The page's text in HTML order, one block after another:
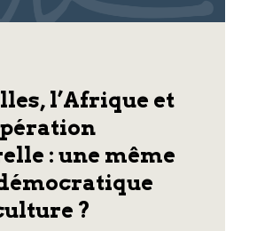
l’Afrique et
: une même
?